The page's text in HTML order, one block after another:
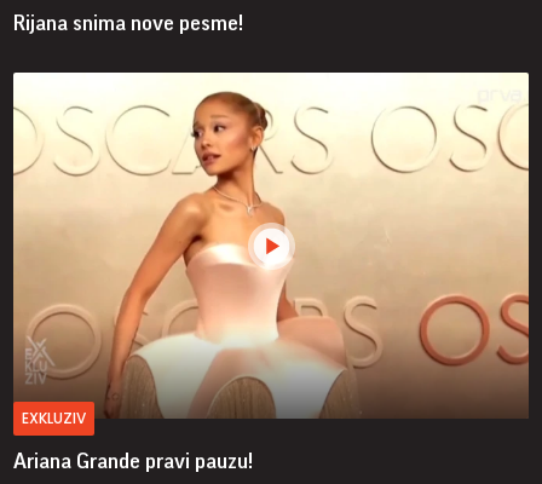
Rijana snima nove pesme!
EXKLUZIV
Ariana Grande pravi pauzu!